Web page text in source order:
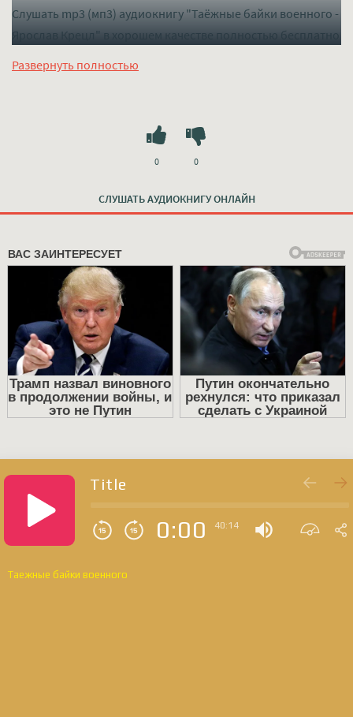
Слушать mp3 (мп3) аудиокнигу "Таёжные байки военного -
Ярослав Крецл" в хорошем качестве полностью бесплатно
Развернуть полностью
СЛУШАТЬ АУДИОКНИГУ ОНЛАЙН
0 0
Title
0:00 40:14
Таежные байки военного